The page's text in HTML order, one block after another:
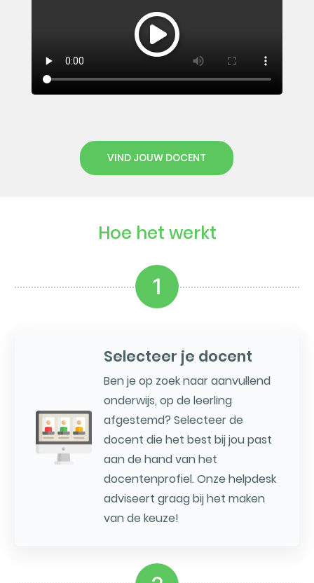
VIND JOUW DOCENT
Hoe het werkt
1
Selecteer je docent
Ben je op zoek naar aanvullend
onderwijs, op de leerling
afgestemd? Selecteer de
docent die het best bij jou past
aan de hand van het
docentenprofiel. Onze helpdesk
adviseert graag bij het maken
van de keuze!